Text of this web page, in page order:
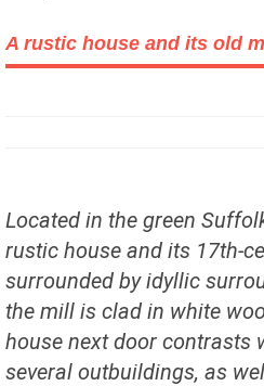
A rustic house and its old
Located in the green
rustic house and its 17th-
surrounded by idyllic
the mill is clad in white
house next door contrasts
several outbuildings, as